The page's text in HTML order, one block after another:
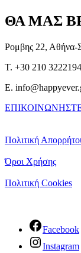
ΘΑ ΜΑΣ
Ρομβης 22, Αθήνα-
T. +30 210 3222194
E.
Πολιτική
Όροι Χρήσης
Πολιτική Cookies
Facebook
Instagram